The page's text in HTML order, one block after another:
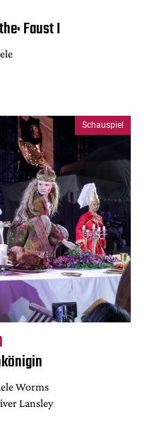
Faust I
Schauspiel
Worms
Lansley